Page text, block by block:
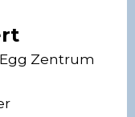
Zentrum